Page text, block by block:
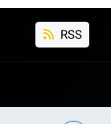
RSS